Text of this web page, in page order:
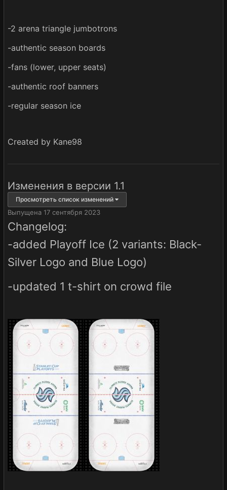
-2 arena triangle jumbotrons
-authentic season boards
-fans (lower, upper seats)
-authentic roof banners
-regular season ice
Created by Kane98
Изменения в версии 1.1
Просмотреть список изменений
Выпущена 17 сентября 2023
Changelog:
-added Playoff Ice (2 variants: Black-
Silver Logo and Blue Logo)
-updated 1 t-shirt on crowd file